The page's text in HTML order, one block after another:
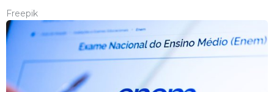
Freepik